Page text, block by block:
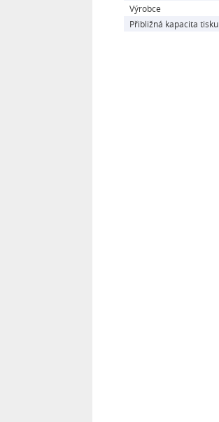
Výrobce
Přibližná kapacita tisku